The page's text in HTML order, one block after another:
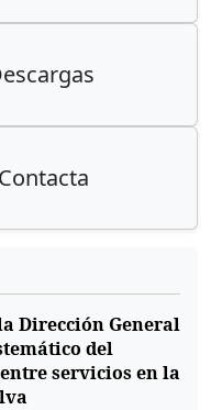
Contacta
Dirección General
del
servicios en la